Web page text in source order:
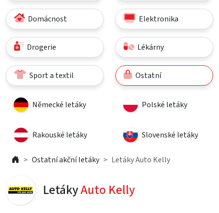
Domácnost Elektronika
Drogerie Lékárny
Sport a textil Ostatní
Německé letáky Polské letáky
Rakouské letáky Slovenské letáky
Ostatní akční letáky Letáky Auto Kelly
LetákyAuto Kelly